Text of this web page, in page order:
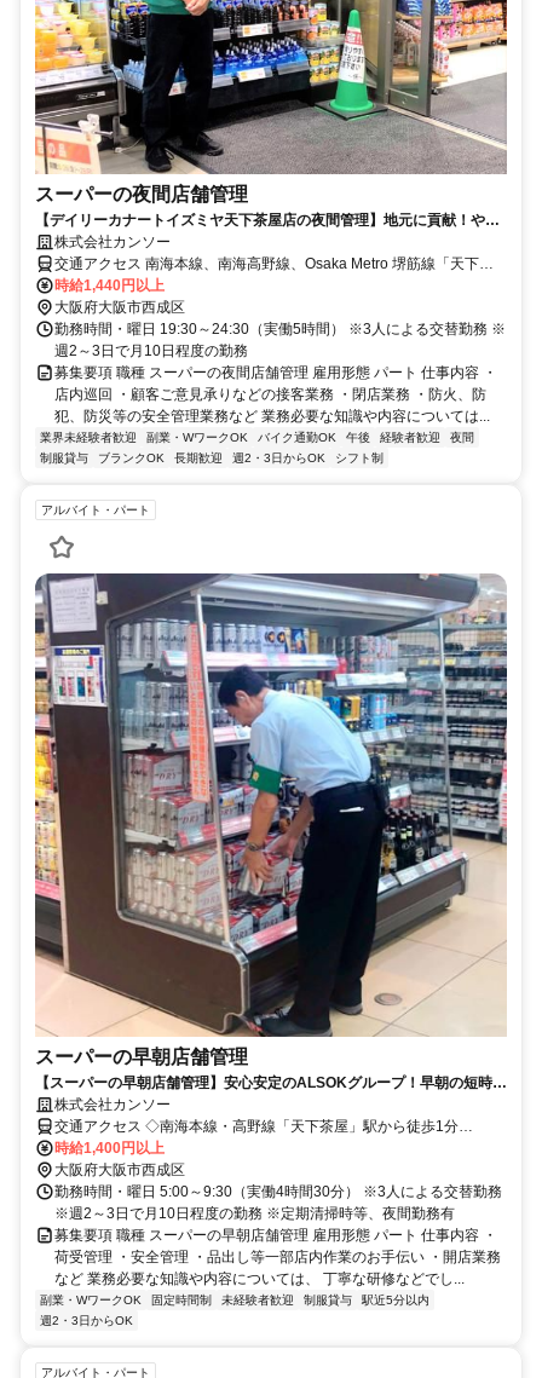
スーパーの夜間店舗管理
【デイリーカナートイズミヤ天下茶屋店の夜間管理】地元に貢献！やり
がい実感の高時給！週2～3日勤務！
株式会社カンソー
交通アクセス 南海本線、南海高野線、Osaka Metro 堺筋線「天下茶
屋」駅下車、徒歩1分 Osaka Metro 四ツ橋線「岸里」駅下車、徒歩5
分
時給1,440円以上
大阪府大阪市西成区
勤務時間・曜日 19:30～24:30（実働5時間） ※3人による交替勤務 ※
週2～3日で月10日程度の勤務
募集要項 職種 スーパーの夜間店舗管理 雇用形態 パート 仕事内容 ・
店内巡回 ・顧客ご意見承りなどの接客業務 ・閉店業務 ・防火、防
犯、防災等の安全管理業務など 業務必要な知識や内容については...
業界未経験者歓迎 副業・WワークOK バイク通勤OK 午後 経験者歓迎
夜間
制服貸与
ブランクOK 長期歓迎 週2・3日からOK シフト制
アルバイト・パート
スーパーの早朝店舗管理
【スーパーの早朝店舗管理】安心安定のALSOKグループ！早朝の短時
間！株式会社カンソー
交通アクセス ◇南海本線・高野線「天下茶屋」駅から徒歩1分
◇Osaka Metro 堺筋線「天下茶屋」駅から徒歩1分 ◇Osaka Metro 四
つ橋線「岸里」駅から徒歩5分
時給1,400円以上
大阪府大阪市西成区
勤務時間・曜日 5:00～9:30（実働4時間30分） ※3人による交替勤務
※週2～3日で月10日程度の勤務 ※定期清掃時等、夜間勤務有
募集要項 職種 スーパーの早朝店舗管理 雇用形態 パート 仕事内容 ・
荷受管理 ・安全管理 ・品出し等一部店内作業のお手伝い ・開店業務
など 業務必要な知識や内容については、 丁寧な研修などでし...
副業・WワークOK 固定時間制 未経験者歓迎 制服貸与
駅近5分以内
週2・3日からOK
アルバイト・パート